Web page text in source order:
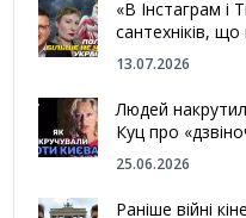
«В Інстаграм і
сантехніків,
13.07.2026
Людей
Куц про
25.06.2026
Раніше війні